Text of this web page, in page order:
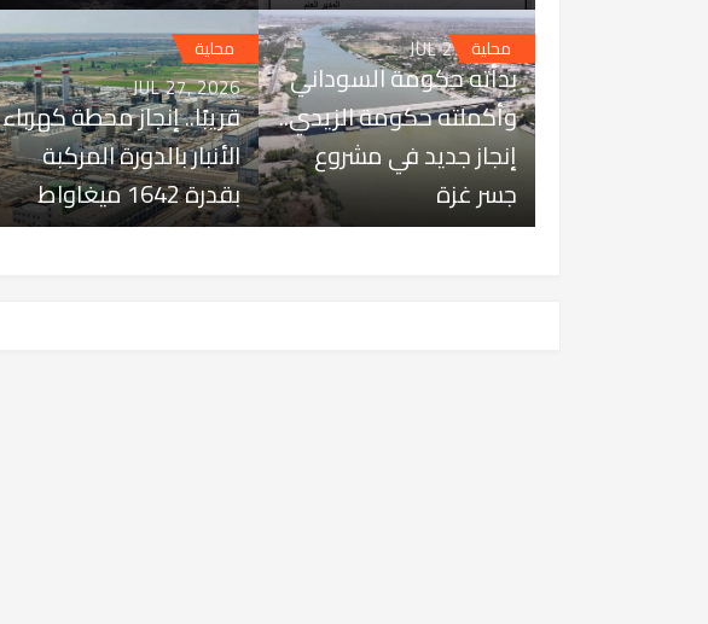
محلية
JUL 27, 2026
بدأته حكومة السوداني
وأكملته حكومة الزيدي..
إنجاز جديد في مشروع
جسر غزة
محلية
JUL 27, 2026
قريبًا.. إنجاز محطة كهرباء
الأنبار بالدورة المركبة
بقدرة 1642 ميغاواط